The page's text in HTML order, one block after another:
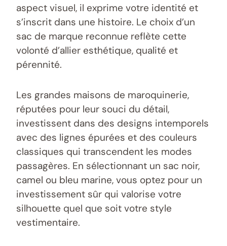
aspect visuel, il exprime votre identité et
s’inscrit dans une histoire. Le choix d’un
sac de marque reconnue reflète cette
volonté d’allier esthétique, qualité et
pérennité.
Les grandes maisons de maroquinerie,
réputées pour leur souci du détail,
investissent dans des designs intemporels
avec des lignes épurées et des couleurs
classiques qui transcendent les modes
passagères. En sélectionnant un sac noir,
camel ou bleu marine, vous optez pour un
investissement sûr qui valorise votre
silhouette quel que soit votre style
vestimentaire.